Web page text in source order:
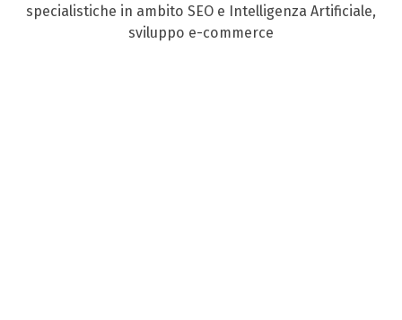
specialistiche in ambito SEO e Intelligenza Artificiale,
sviluppo e-commerce